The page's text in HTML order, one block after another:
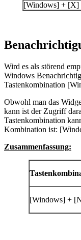
[Windows] + [X]
Wird es als störend
Windows
Tastenkombination
Obwohl man das
kann ist der Zugriff
Tastenkombination
Kombination ist:
Zusammenfassung:
[Windows] +